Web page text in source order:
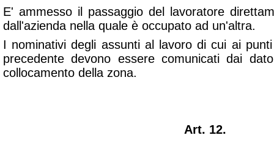
E' ammesso il passaggio del lavoratore
dall'azienda nella quale è occupato ad un'altra.
I nominativi degli assunti al lavoro di cui ai
precedente devono essere comunicati dai
collocamento della zona.
Art. 12.